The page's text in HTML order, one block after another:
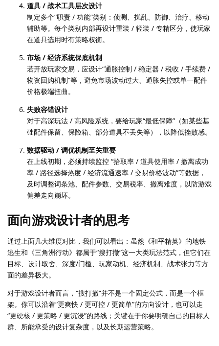
道具 / 战术工具层次设计
制定多个“职责 / 功能”类别：侦测、扰乱、防御、治疗、移动
辅助等。每个类别内部再设计重装 / 轻装 / 专精区分，使玩家
在道具选用时有策略权衡。
市场 / 经济系统保底机制
若开放玩家交易，应设计“通胀控制 / 稳定器 / 税收 / 手续费 /
物资回购机制”等，避免市场波动过大、通胀失控或单一配件
价格极端扭曲。
失败容错设计
对于高深玩法 / 高风险系统，要给玩家“最低保障”（如某些基
础配件保留、保险箱、部分道具不丢失等），以降低挫败感。
数据驱动 / 调优机制至关重要
在上线初期，必须持续监控 “拾取率 / 道具使用率 / 撤离成功
率 / 路径选择热度 / 经济流通速率 / 交易价格波动”等数据，
及时调整词条池、配件参数、交易税率、撤离难度，以防游戏
偏差走向崩坏。
面向游戏设计者的思考
通过上面几大维度对比，我们可以看出：虽然《和平精英》的地铁
逃生和《三角洲行动》都属于“搜打撤”这一大类玩法范式，但它们在
目标、设计取舍、深度/门槛、玩家动机、经济机制、战术张力等方
面的差异极大。
对于游戏设计者而言，“搜打撤”并不是一个固定公式，而是一个框
架。你可以沿着“更爽快 / 更可控 / 更简单”的方向设计，也可以走
“更硬核 / 更策略 / 更沉浸”的路线；关键在于你要明确自己的目标人
群、所能承受的设计复杂度，以及长期运营策略。